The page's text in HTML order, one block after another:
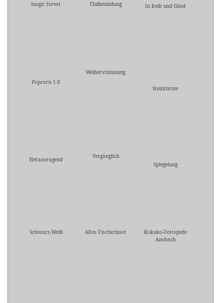
magic forest Flußmündung In Reih und Glied
Popcorn 1.0
Weiherstimmung
Steintürme
Herausragend
Vergänglich
Spiegelung
Schwarz-Weiß Altes Fischerboot
Rokoko-Festspiele
Ansbach